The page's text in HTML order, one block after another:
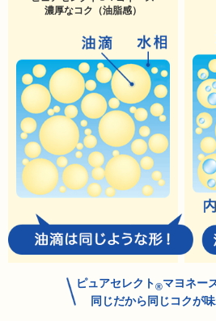
濃厚なコク（油脂感）
ピュアセレクト
マヨネー
同じだから同じコクが